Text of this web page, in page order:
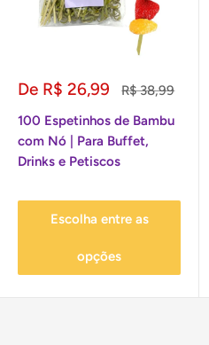
Preço
De R$ 26,99
Preço
R$ 38,99
100 Espetinhos de Bambu
com Nó | Para Buffet,
Drinks e Petiscos
Escolha entre as
opções